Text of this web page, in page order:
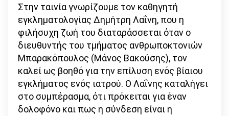
Στην ταινία γνωρίζουμε τον καθηγητή
εγκληματολογίας Δημήτρη Λαΐνη, που η
φιλήσυχη ζωή του διαταράσσεται όταν ο
διευθυντής του τμήματος ανθρωποκτονιών
Μπαρακόπουλος (Μάνος Βακούσης), τον
καλεί ως βοηθό για την επίλυση ενός βίαιου
εγκλήματος ενός ιατρού. Ο Λαΐνης καταλήγει
στο συμπέρασμα, ότι πρόκειται για έναν
δολοφόνο και πως η σύνδεση είναι η